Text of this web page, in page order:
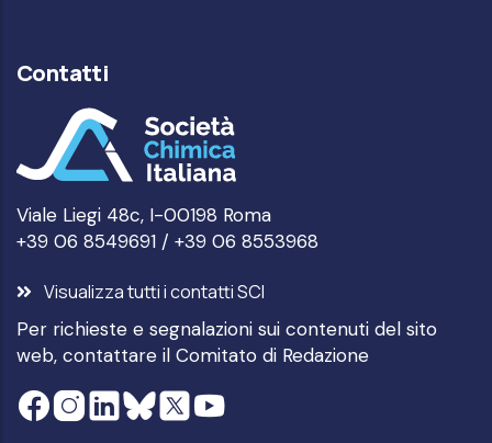
Contatti
Viale Liegi 48c, I-00198 Roma
+39 06 8549691 / +39 06 8553968
Visualizza tutti i contatti SCI
Per richieste e segnalazioni sui contenuti del sito
web, contattare il Comitato di Redazione